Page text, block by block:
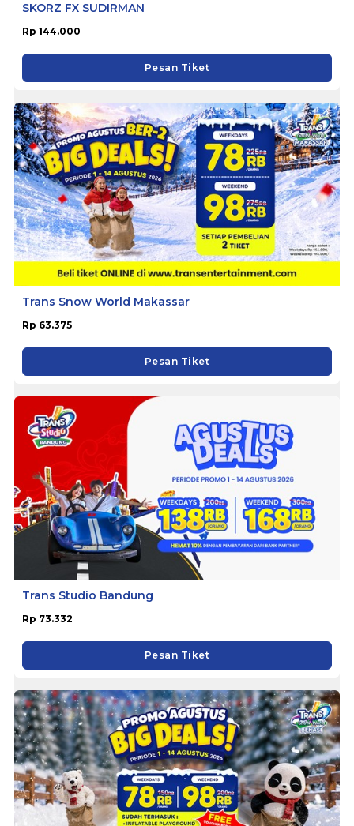
SKORZ FX SUDIRMAN
Rp 144.000
Pesan Tiket
Trans Snow World Makassar
Rp 63.375
Pesan Tiket
Trans Studio Bandung
Rp 73.332
Pesan Tiket